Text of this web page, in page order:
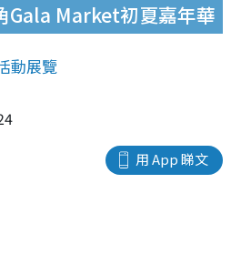
Gala Market初夏嘉年華
動展覽
用 App 睇文